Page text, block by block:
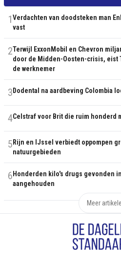
1Verdachten van doodsteken man
vast
2Terwijl ExxonMobil en Chevron
door de Midden-Oosten-crisis, eist
de werknemer
3 Dodental na aardbeving Colombia
4Celstraf voor Brit die ruim honderd
5 Rijn en IJssel verbiedt oppompen
natuurgebieden
6 Honderden kilo's drugs gevonden
aangehouden
Meer